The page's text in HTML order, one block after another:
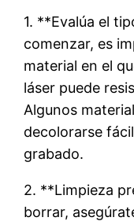
1. **Evalúa el
comenzar, es
material en el
láser puede
Algunos
decolorarse
grabado.
2. **Limpieza
borrar,